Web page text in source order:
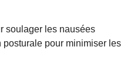
soulager les nausées
posturale pour minimiser les